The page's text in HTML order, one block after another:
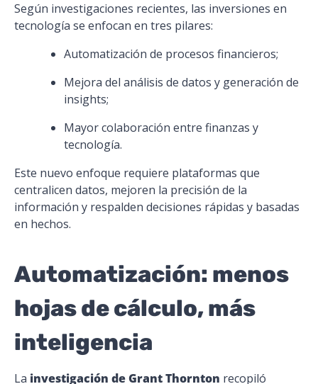
Según investigaciones recientes, las inversiones en
tecnología se enfocan en tres pilares:
Automatización de procesos financieros;
Mejora del análisis de datos y generación de
insights;
Mayor colaboración entre finanzas y
tecnología.
Este nuevo enfoque requiere plataformas que
centralicen datos, mejoren la precisión de la
información y respalden decisiones rápidas y basadas
en hechos.
Automatización: menos
hojas de cálculo, más
inteligencia
La investigación de Grant Thornton recopiló